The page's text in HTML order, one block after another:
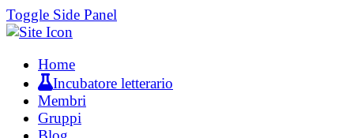
Toggle Side Panel
Home
Incubatore letterario
Membri
Gruppi